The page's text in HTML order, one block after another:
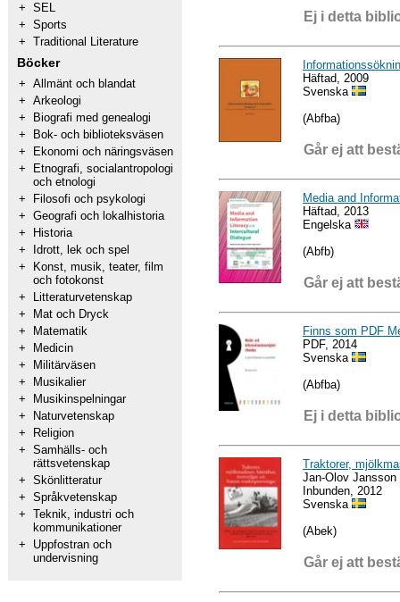
+ SEL
+ Sports
+ Traditional Literature
Böcker
+ Allmänt och blandat
+ Arkeologi
+
Biografi med genealogi
+
Bok- och biblioteksväsen
+
Ekonomi och näringsväsen
+
Etnografi, socialantropologi
och etnologi
+
Filosofi och psykologi
+ Geografi och lokalhistoria
+
Historia
+
Idrott, lek och spel
+
Konst, musik, teater, film
och fotokonst
+
Litteraturvetenskap
+
Mat och Dryck
+
Matematik
+
Medicin
+
Militärväsen
+
Musikalier
+
Musikinspelningar
+
Naturvetenskap
+
Religion
+ Samhälls- och
rättsvetenskap
+ Skönlitteratur
+ Språkvetenskap
+ Teknik, industri och
kommunikationer
+
Uppfostran och
undervisning
Ej i detta
Häftad, 2009
Svenska
(Abfba)
Går ej att
Media and
Häftad, 2013
Engelska
(Abfb)
Går ej att
Finns som PDF
PDF, 2014
Svenska
(Abfba)
Ej i detta
Traktorer,
Jan-Olov Jansson
Inbunden, 2012
Svenska
(Abek)
Går ej att